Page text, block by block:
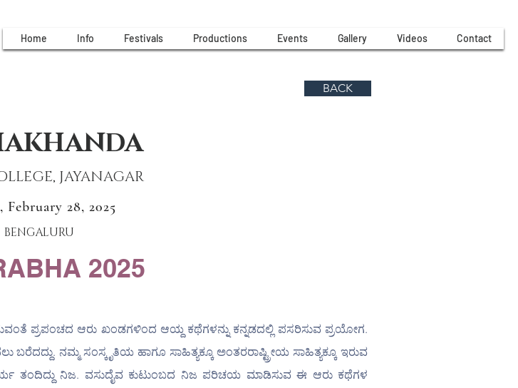
Home Info Festivals Productions Events Gallery Videos Contact
BACK
JAYANAGAR
February 28, 2025
BENGALURU
2025
ಪ್ರಪಂಚದ ಆರು ಖಂಡಗಳಿಂದ ಆಯ್ದ ಕಥೆಗಳನ್ನು ಕನ್ನಡದಲ್ಲಿ ಪಸರಿಸುವ ಪ್ರಯೋಗ.
ನಮ್ಮ ಸಂಸ್ಕೃತಿಯ ಹಾಗೂ ಸಾಹಿತ್ಯಕ್ಕೂ ಅಂತರರಾಷ್ಟ್ರೀಯ ಸಾಹಿತ್ಯಕ್ಕೂ ಇರುವ
ತಂದಿದ್ದು ನಿಜ. ವಸುದೈವ ಕುಟುಂಬದ ನಿಜ ಪರಿಚಯ ಮಾಡಿಸುವ ಈ ಆರು ಕಥೆಗಳ